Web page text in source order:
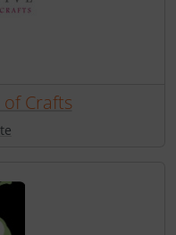
Crafts